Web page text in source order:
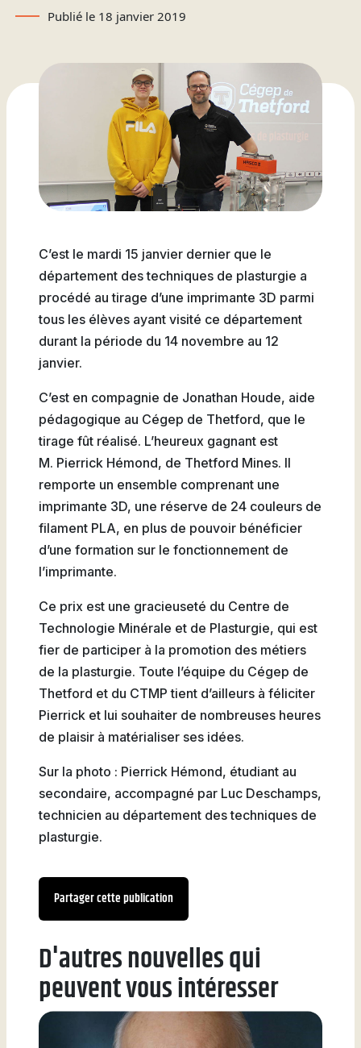
Basketball
Soccer
Volleyball
Badminton
Flag
Football
Filons
Actualités
Boutique
Partenaires
Foire aux
Nous
joindre
Stationnement
de Thetford et de
Nos partenaires
Les Presses du Cégep
Cégépiens d’exception
Nouvelles
Nous joindre
collégiales
Stages en alternance
À propos de la formation
Annuaire des
programmes (PDF)
Activités sportives
Planifie ta rentrée
Coûts à prévoir
Foire aux questions
Viens discuter avec nous
Expériences et
Foire aux questions de
l’international (FAQ)
Nous joindre
Publié le 18 janvier 2019
C’est le mardi 15 janvier dernier que le
département des techniques de plasturgie a
procédé au tirage d’une imprimante 3D parmi
tous les élèves ayant visité ce département
durant la période du 14 novembre au 12
janvier.
C’est en compagnie de Jonathan Houde, aide
pédagogique au Cégep de Thetford, que le
tirage fût réalisé. L’heureux gagnant est
M. Pierrick Hémond, de Thetford Mines. Il
remporte un ensemble comprenant une
imprimante 3D, une réserve de 24 couleurs de
filament PLA, en plus de pouvoir bénéficier
d’une formation sur le fonctionnement de
l’imprimante.
Ce prix est une gracieuseté du Centre de
Technologie Minérale et de Plasturgie, qui est
fier de participer à la promotion des métiers
de la plasturgie. Toute l’équipe du Cégep de
Thetford et du CTMP tient d’ailleurs à féliciter
Pierrick et lui souhaiter de nombreuses heures
de plaisir à matérialiser ses idées.
Sur la photo : Pierrick Hémond, étudiant au
secondaire, accompagné par Luc Deschamps,
technicien au département des techniques de
plasturgie.
Partager cette publication
D'autres nouvelles qui
peuvent vous intéresser